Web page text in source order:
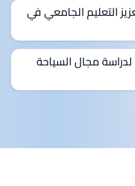
التعليم الجامعي في
مجال السياحة